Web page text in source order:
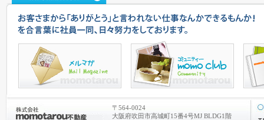
〒564-0024
大阪府吹田市高城町15番4号MJ BLDG1階